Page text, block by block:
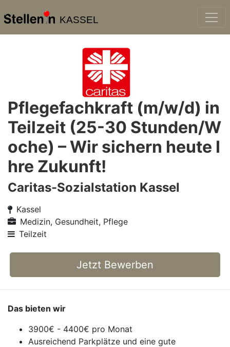
KASSEL
Pflegefachkraft (m/w/d) in
Teilzeit (25-30 Stunden/W
oche) – Wir sichern heute I
hre Zukunft!
Caritas-Sozialstation Kassel
Kassel
Medizin, Gesundheit, Pflege
Teilzeit
Jetzt Bewerben
Das bieten wir
3900€ - 4400€ pro Monat
Ausreichend Parkplätze und eine gute